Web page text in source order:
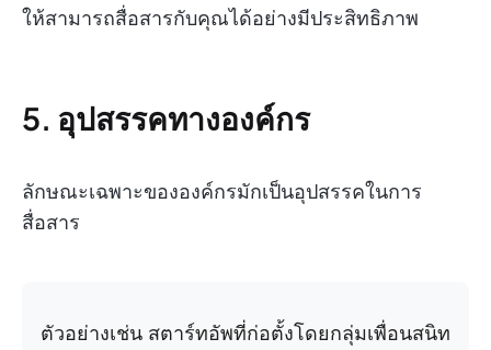
ให้สามารถสื่อสารกับคุณได้อย่างมีประสิทธิภาพ
5. อุปสรรคทางองค์กร
ลักษณะเฉพาะขององค์กรมักเป็นอุปสรรคในการ
สื่อสาร
ตัวอย่างเช่น สตาร์ทอัพที่ก่อตั้งโดยกลุ่มเพื่อนสนิท